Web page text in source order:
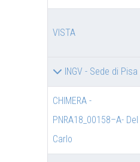
VISTA
INGV - Sede di Pisa
CHIMERA -
PNRA18_00158–A- Del
Carlo